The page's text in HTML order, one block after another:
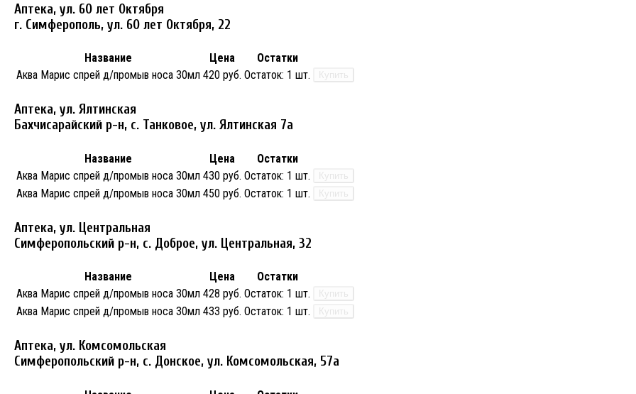
Аптека, ул. 60 лет Октября
г. Симферополь, ул. 60 лет Октября, 22
Название Цена
Остатки
Аква Марис спрей д/промыв носа 30мл 420 руб. Остаток: 1 шт. Купить
Аптека, ул. Ялтинская
Бахчисарайский р-н, с. Танковое, ул. Ялтинская 7а
Название Цена
Остатки
Аква Марис спрей д/промыв носа 30мл 430 руб. Остаток: 1 шт. Купить
Аква Марис спрей д/промыв носа 30мл 450 руб. Остаток: 1 шт. Купить
Аптека, ул. Центральная
Симферопольский р-н, с. Доброе, ул. Центральная, 32
Название Цена
Остатки
Аква Марис спрей д/промыв носа 30мл 428 руб. Остаток: 1 шт. Купить
Аква Марис спрей д/промыв носа 30мл 433 руб. Остаток: 1 шт. Купить
Аптека, ул. Комсомольская
Симферопольский р-н, с. Донское, ул. Комсомольская, 57а